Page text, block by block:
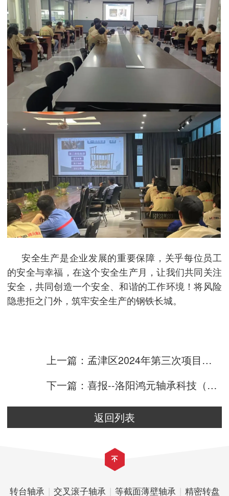
安全生产是企业发展的重要保障，关乎每位员工
的安全与幸福，在这个安全生产月，让我们共同关注
安全，共同创造一个安全、和谐的工作环境！将风险
隐患拒之门外，筑牢安全生产的钢铁长城。
上一篇：孟津区2024年第三次项目观摩活动--孟津区委副书记、区长常
下一篇：喜报--洛阳鸿元轴承科技（HONB）获评“2024年河南省质
返回列表
转台轴承 | 交叉滚子轴承 | 等截面薄壁轴承 | 精密转盘